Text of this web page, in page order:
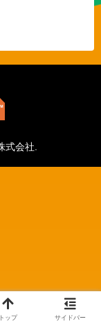
会社.
トップ サイドバー